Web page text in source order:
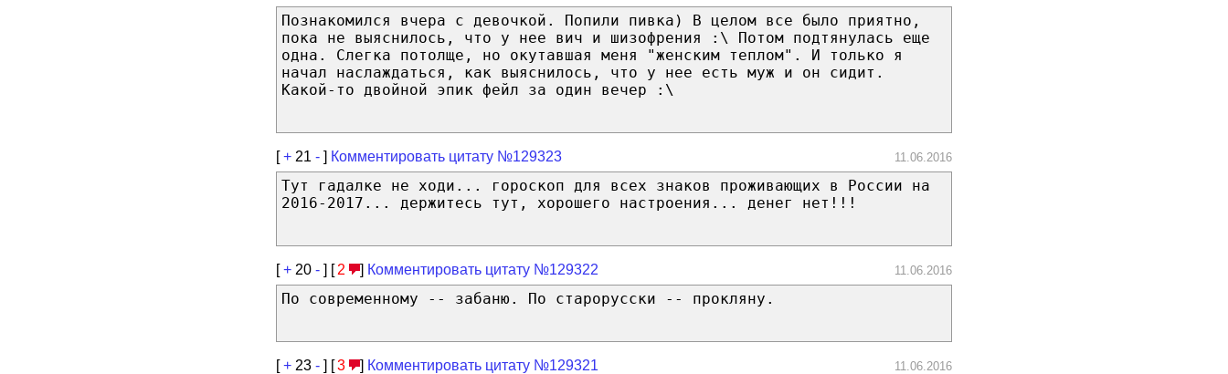
Познакомился вчера с девочкой. Попили пивка) В целом все было приятно,
пока не выяснилось, что у нее вич и шизофрения :\ Потом подтянулась еще
одна. Слегка потолще, но окутавшая меня "женским теплом". И только я
начал наслаждаться, как выяснилось, что у нее есть муж и он сидит.
Какой-то двойной эпик фейл за один вечер :\
[+ 21 - ] Комментировать цитату №129323 11.06.2016
Тут гадалке не ходи... гороскоп для всех знаков проживающих в России на
2016-2017... держитесь тут, хорошего настроения... денег нет!!!
[+ 20 - ] [ 2 ] Комментировать цитату №129322 11.06.2016
По современному -- забаню. По старорусски -- прокляну.
[+ 23 - ] [3 ] Комментировать цитату №129321 11.06.2016